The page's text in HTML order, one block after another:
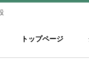
トップページ